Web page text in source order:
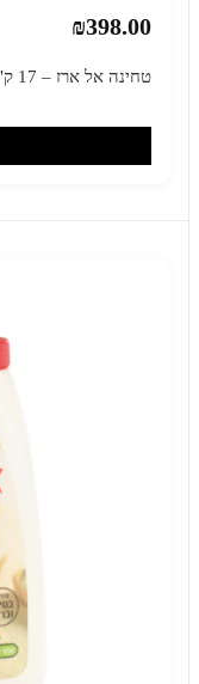
₪398.00
טחינה אל ארז – 17 ק"ג × 1 יחידה (דלי פלסטיק)